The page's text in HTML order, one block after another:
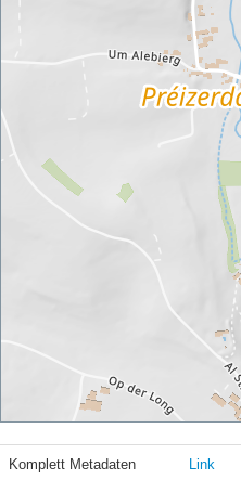
Komplett Metadaten Link